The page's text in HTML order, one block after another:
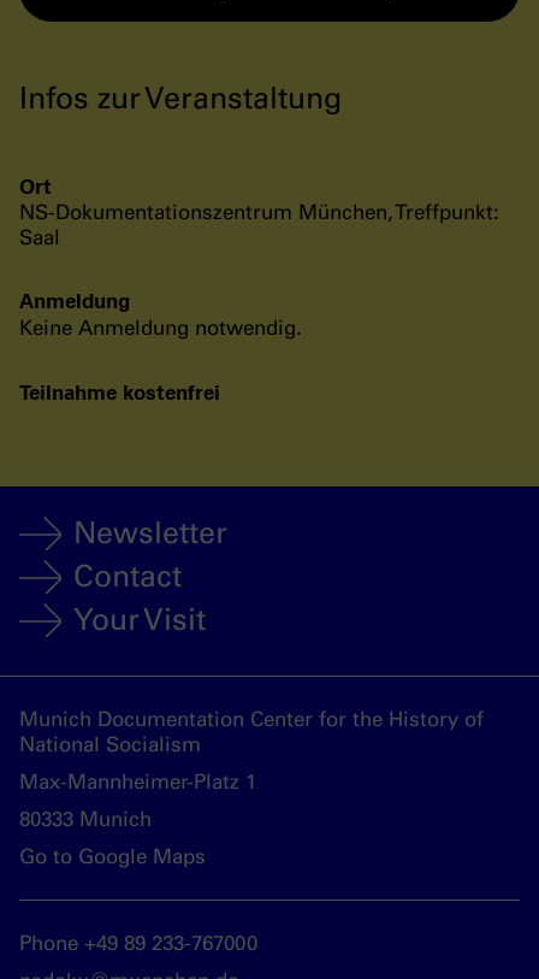
Infos zur Veranstaltung
Ort
NS-Dokumentationszentrum München, Treffpunkt:
Saal
Anmeldung
Keine Anmeldung notwendig.
Teilnahme kostenfrei
Newsletter
Contact
Your Visit
Munich Documentation Center for the History of
National Socialism
Max-Mannheimer-Platz 1
80333 Munich
Go to Google Maps
Phone +49 89 233-767000